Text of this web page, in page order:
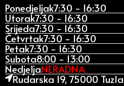
Ponedjeljak7:30 - 16:30
Utorak7:30 - 16:30
Srijeda7:30 - 16:30
Četvrtak7:30 - 16:30
Petak7:30 - 16:30
Subota8:00 - 13:00
NedjeljaNERADNA
Rudarska 19, 75000 Tuzla